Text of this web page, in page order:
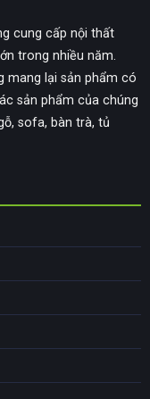
cung cấp nội thất
trong nhiều năm.
mang lại sản phẩm có
sản phẩm của chúng
sofa, bàn trà, tủ